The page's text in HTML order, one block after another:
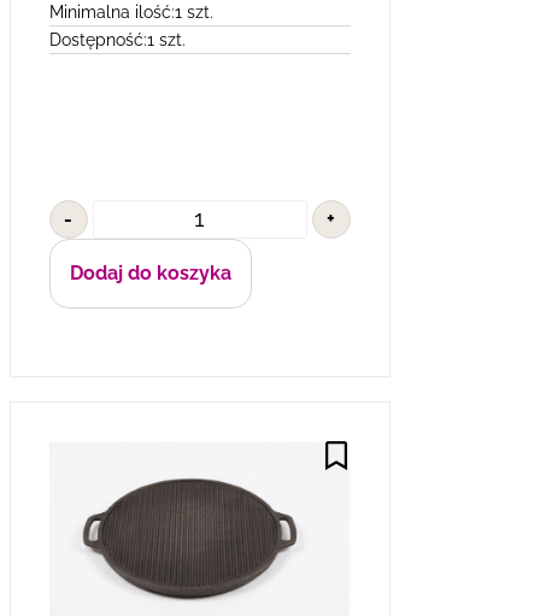
Minimalna ilość:1 szt.
Dostępność:1 szt.
- +
Dodaj do koszyka